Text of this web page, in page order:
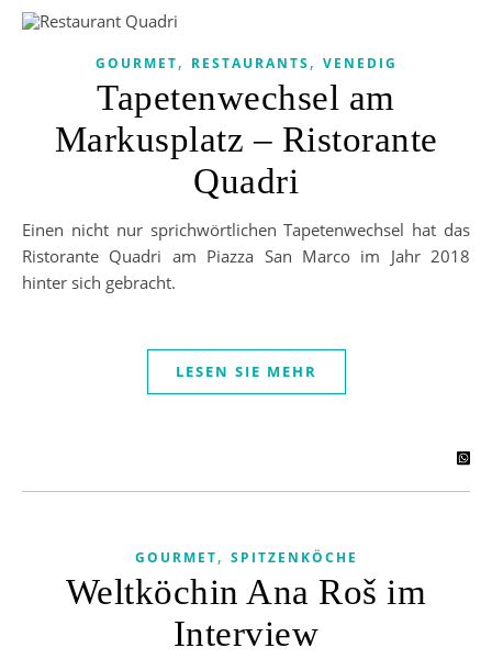
GOURMET, RESTAURANTS, VENEDIG
Tapetenwechsel am
Markusplatz – Ristorante
Quadri
Einen nicht nur sprichwörtlichen Tapetenwechsel hat das
Ristorante Quadri am Piazza San Marco im Jahr 2018
hinter sich gebracht.
LESEN SIE MEHR
GOURMET, SPITZENKÖCHE
Weltköchin Ana Roš im
Interview